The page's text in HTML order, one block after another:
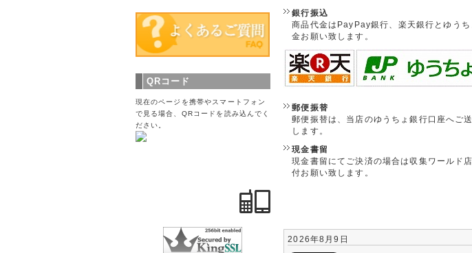
銀行振込
商品代金はPayPay銀行、楽天銀行とゆうち
金お願い致します。
郵便振替
郵便振替は、当店のゆうちょ銀行口座へご
します。
現金書留
現金書留にてご決済の場合は収集ワールド
付お願い致します。
2026年8月9日
QRコード
現在のページを携帯やスマートフォン
で見る場合、QRコードを読み込んでく
ださい。